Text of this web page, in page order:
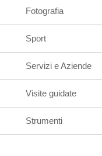
Fotografia
Sport
Servizi e Aziende
Visite guidate
Strumenti